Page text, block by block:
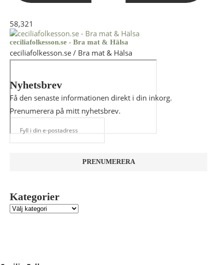
58,321
ceciliafolkesson.se - Bra mat & Hälsa
ceciliafolkesson.se / Bra mat & Hälsa
Nyhetsbrev
Få den senaste informationen direkt i din inkorg.
Prenumerera på mitt nyhetsbrev.
Kategorier